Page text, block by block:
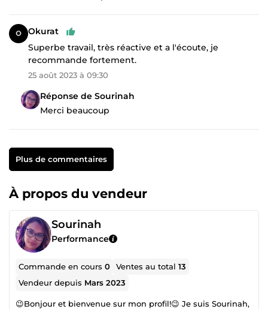
Okurat
Superbe travail, très réactive et a l'écoute, je
recommande fortement.
25 août 2023 à 09:30
Réponse de Sourinah
Merci beaucoup
Plus de commentaires
À propos du vendeur
Sourinah
Performance
Commande en cours0 Ventes au total13
Vendeur depuis Mars 2023
😉Bonjour et bienvenue sur mon profil!😉 Je suis Sourinah,